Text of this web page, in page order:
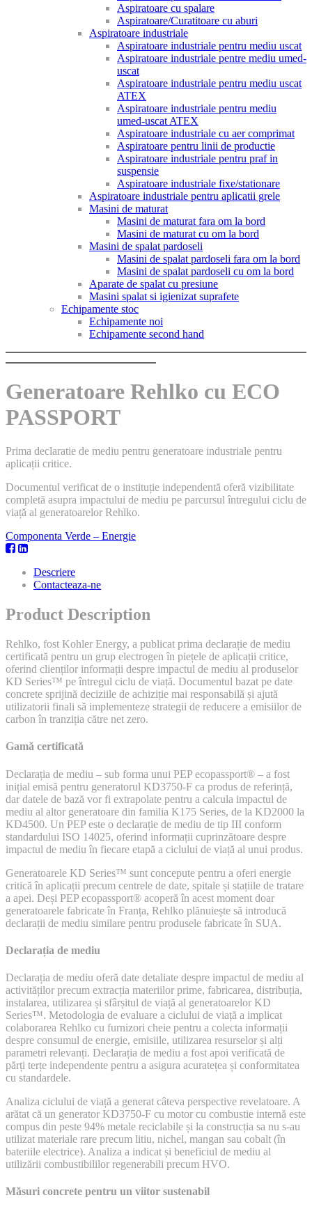
Aspiratoare cu spalare
Aspiratoare/Curatitoare cu aburi
Aspiratoare industriale
Aspiratoare industriale pentru mediu uscat
Aspiratoare industriale pentre mediu umed-
uscat
Aspiratoare industriale pentru mediu uscat
ATEX
Aspiratoare industriale pentru mediu
umed-uscat ATEX
Aspiratoare industriale cu aer comprimat
Aspiratoare pentru linii de productie
Aspiratoare industriale pentru praf in
suspensie
Aspiratoare industriale fixe/stationare
Aspiratoare industriale pentru aplicatii grele
Masini de maturat
Masini de maturat fara om la bord
Masini de maturat cu om la bord
Masini de spalat pardoseli
Masini de spalat pardoseli fara om la bord
Masini de spalat pardoseli cu om la bord
Aparate de spalat cu presiune
Masini spalat si igienizat suprafete
Echipamente stoc
Echipamente noi
Echipamente second hand
Generatoare Rehlko cu ECO
PASSPORT
Prima declaratie de mediu pentru generatoare industriale pentru
aplicații critice.
Documentul verificat de o instituție independentă oferă vizibilitate
completă asupra impactului de mediu pe parcursul întregului ciclu de
viață al generatoarelor Rehlko.
Componenta Verde – Energie
Descriere
Contacteaza-ne
Product Description
Rehlko, fost Kohler Energy, a publicat prima declarație de mediu
certificată pentru un grup electrogen în piețele de aplicații critice,
oferind clienților informații despre impactul de mediu al produselor
KD Series™ pe întregul ciclu de viață. Documentul bazat pe date
concrete sprijină deciziile de achiziție mai responsabilă și ajută
utilizatorii finali să implementeze strategii de reducere a emisiilor de
carbon în tranziția către net zero.
Gamă certificată
Declarația de mediu – sub forma unui PEP ecopassport® – a fost
inițial emisă pentru generatorul KD3750-F ca produs de referință,
dar datele de bază vor fi extrapolate pentru a calcula impactul de
mediu al altor generatoare din familia K175 Series, de la KD2000 la
KD4500. Un PEP este o declarație de mediu de tip III conform
standardului ISO 14025, oferind informații cuprinzătoare despre
impactul de mediu în fiecare etapă a ciclului de viață al unui produs.
Generatoarele KD Series™ sunt concepute pentru a oferi energie
critică în aplicații precum centrele de date, spitale și stațiile de tratare
a apei. Deși PEP ecopassport® acoperă în acest moment doar
generatoarele fabricate în Franța, Rehlko plănuiește să introducă
declarații de mediu similare pentru produsele fabricate în SUA.
Declarația de mediu
Declarația de mediu oferă date detaliate despre impactul de mediu al
activităților precum extracția materiilor prime, fabricarea, distribuția,
instalarea, utilizarea și sfârșitul de viață al generatoarelor KD
Series™. Metodologia de evaluare a ciclului de viață a implicat
colaborarea Rehlko cu furnizori cheie pentru a colecta informații
despre consumul de energie, emisiile, utilizarea resurselor și alți
parametri relevanți. Declarația de mediu a fost apoi verificată de
părți terțe independente pentru a asigura acuratețea și conformitatea
cu standardele.
Analiza ciclului de viață a generat câteva perspective revelatoare. A
arătat că un generator KD3750-F cu motor cu combustie internă este
compus din peste 94% metale reciclabile și la construcția sa nu s-au
utilizat materiale rare precum litiu, nichel, mangan sau cobalt (în
bateriile electrice). Analiza a indicat și beneficiul de mediu al
utilizării combustibililor regenerabili precum HVO.
Măsuri concrete pentru un viitor sustenabil